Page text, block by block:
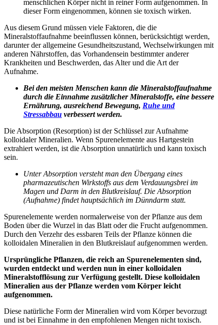
menschlichen Körper nicht in reiner Form aufgenommen. In
dieser Form eingenommen, können sie toxisch wirken.
Aus diesem Grund müssen viele Faktoren, die die
Mineralstoffaufnahme beeinflussen können, berücksichtigt werden,
darunter der allgemeine Gesundheitszustand, Wechselwirkungen mit
anderen Nährstoffen, das Vorhandensein bestimmter anderer
Krankheiten und Beschwerden, das Alter und die Art der
Aufnahme.
Bei den meisten Menschen kann die Mineralstoffaufnahme
durch die Einnahme zusätzlicher Mineralstoffe, eine bessere
Ernährung, ausreichend Bewegung, Ruhe und
Stressabbau verbessert werden.
Die Absorption (Resorption) ist der Schlüssel zur Aufnahme
kolloidaler Mineralien. Wenn Spurenelemente aus Hartgestein
extrahiert werden, ist die Absorption unnatürlich und kann toxisch
sein.
Unter Absorption versteht man den Übergang eines
pharmazeutischen Wirkstoffs aus dem Verdauungsbrei im
Magen und Darm in den Blutkreislauf. Die Absorption
(Aufnahme) findet hauptsächlich im Dünndarm statt.
Spurenelemente werden normalerweise von der Pflanze aus dem
Boden über die Wurzel in das Blatt oder die Frucht aufgenommen.
Durch den Verzehr des essbaren Teils der Pflanze können die
kolloidalen Mineralien in den Blutkreislauf aufgenommen werden.
Ursprüngliche Pflanzen, die reich an Spurenelementen sind,
wurden entdeckt und werden nun in einer kolloidalen
Mineralstofflösung zur Verfügung gestellt. Diese kolloidalen
Mineralien aus der Pflanze werden vom Körper leicht
aufgenommen.
Diese natürliche Form der Mineralien wird vom Körper bevorzugt
und ist bei Einnahme in den empfohlenen Mengen nicht toxisch.